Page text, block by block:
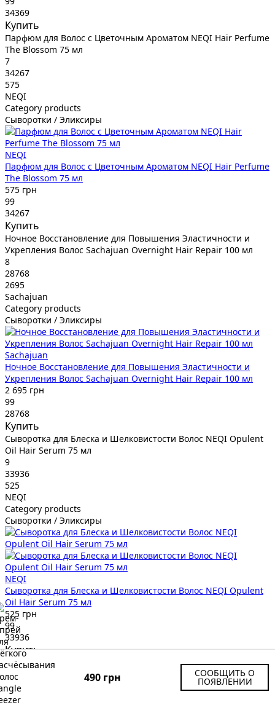
490 грн СООБЩИТЬ О
ПОЯВЛЕНИИ
34369
Купить
Парфюм для Волос с Цветочным Ароматом NEQI Hair Perfume
The Blossom 75 мл
7
34267
575
NEQI
Category products
Сыворотки / Эликсиры
NEQI
Парфюм для Волос с Цветочным Ароматом NEQI Hair Perfume
The Blossom 75 мл
575 грн
99
34267
Купить
Ночное Восстановление для Повышения Эластичности и
Укрепления Волос Sachajuan Overnight Hair Repair 100 мл
8
28768
2695
Sachajuan
Category products
Сыворотки / Эликсиры
Sachajuan
Ночное Восстановление для Повышения Эластичности и
Укрепления Волос Sachajuan Overnight Hair Repair 100 мл
2 695 грн
99
28768
Купить
Сыворотка для Блеска и Шелковистости Волос NEQI Opulent
Oil Hair Serum 75 мл
9
33936
525
NEQI
Category products
Сыворотки / Эликсиры
NEQI
Сыворотка для Блеска и Шелковистости Волос NEQI Opulent
Oil Hair Serum 75 мл
525 грн
99
33936
Купить
Восстанавливающее Средство для Кончиков Волос Davroe
Ends Repair Leave-In Treatment 150 мл
10
32377